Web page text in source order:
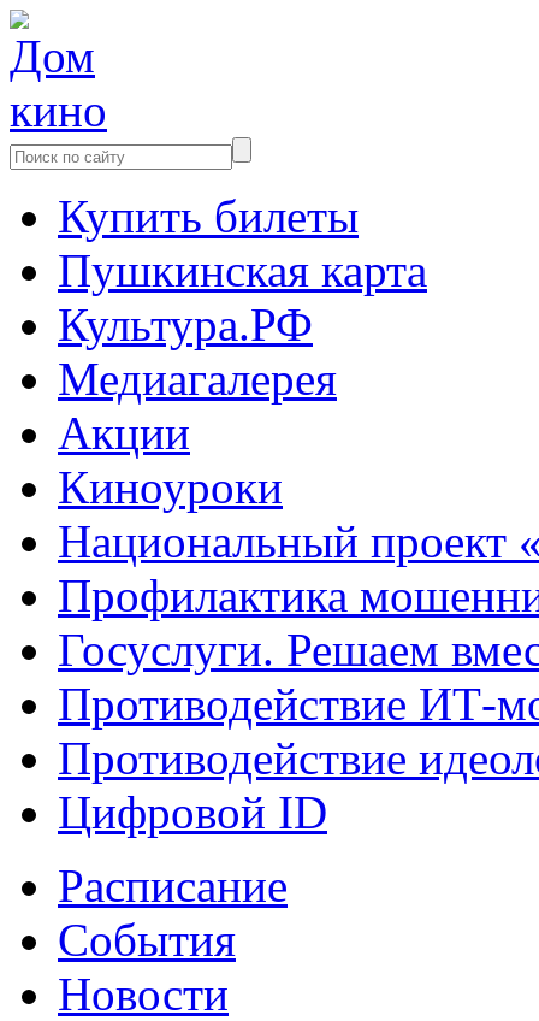
Купить билеты
Пушкинская карта
Культура.РФ
Медиагалерея
Акции
Киноуроки
Национальный проект
Профилактика
Госуслуги. Решаем
Противодействие ИТ-
Противодействие
Цифровой ID
Расписание
События
Новости